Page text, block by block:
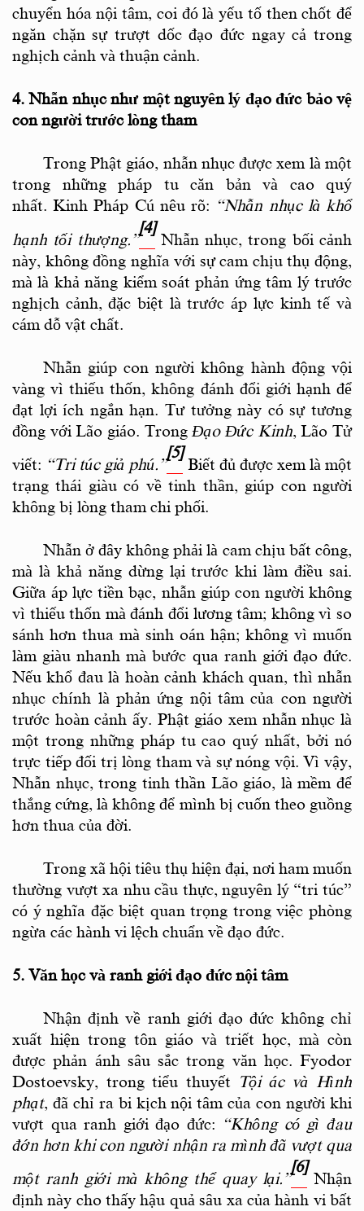
chuyển hóa nội tâm, coi đó là yếu tố then chốt để
ngăn chặn sự trượt dốc đạo đức ngay cả trong
nghịch cảnh và thuận cảnh.
4. Nhẫn nhục như một nguyên lý đạo đức bảo vệ
con người trước lòng tham
Trong Phật giáo, nhẫn nhục được xem là một
trong những pháp tu căn bản và cao quý
nhất. Kinh Pháp Cú nêu rõ: “Nhẫn nhục là khổ
hạnh tối thượng.”
[4]
Nhẫn nhục, trong bối cảnh
này, không đồng nghĩa với sự cam chịu thụ động,
mà là khả năng kiểm soát phản ứng tâm lý trước
nghịch cảnh, đặc biệt là trước áp lực kinh tế và
cám dỗ vật chất.
Nhẫn giúp con người không hành động vội
vàng vì thiếu thốn, không đánh đổi giới hạnh để
đạt lợi ích ngắn hạn. Tư tưởng này có sự tương
đồng với Lão giáo. TrongĐạo Đức Kinh, Lão Tử
viết: “Tri túc giả phú.”
[5]
Biết đủ được xem là một
trạng thái giàu có về tinh thần, giúp con người
không bị lòng tham chi phối.
Nhẫn ở đây không phải là cam chịu bất công,
mà là khả năng dừng lại trước khi làm điều sai.
Giữa áp lực tiền bạc, nhẫn giúp con người không
vì thiếu thốn mà đánh đổi lương tâm; không vì so
sánh hơn thua mà sinh oán hận; không vì muốn
làm giàu nhanh mà bước qua ranh giới đạo đức.
Nếu khổ đau là hoàn cảnh khách quan, thì nhẫn
nhục chính là phản ứng nội tâm của con người
trước hoàn cảnh ấy. Phật giáo xem nhẫn nhục là
một trong những pháp tu cao quý nhất, bởi nó
trực tiếp đối trị lòng tham và sự nóng vội. Vì vậy,
Nhẫn nhục, trong tinh thần Lão giáo, là mềm để
thắng cứng, là không để mình bị cuốn theo guồng
hơn thua của đời.
Trong xã hội tiêu thụ hiện đại, nơi ham muốn
thường vượt xa nhu cầu thực, nguyên lý “tri túc”
có ý nghĩa đặc biệt quan trọng trong việc phòng
ngừa các hành vi lệch chuẩn về đạo đức.
5. Văn học và ranh giới đạo đức nội tâm
Nhận định về ranh giới đạo đức không chỉ
xuất hiện trong tôn giáo và triết học, mà còn
được phản ánh sâu sắc trong văn học. Fyodor
Dostoevsky, trong tiểu thuyết Tội ác và Hình
phạt, đã chỉ ra bi kịch nội tâm của con người khi
vượt qua ranh giới đạo đức: “Không có gì đau
đớn hơn khi con người nhận ra mình đã vượt qua
một ranh giới mà không thể quay lại.”
[6]
Nhận
định này cho thấy hậu quả sâu xa của hành vi bất